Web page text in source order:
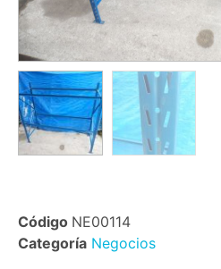
Código NE00114
Categoría Negocios